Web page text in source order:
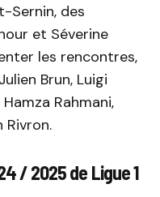
Sernin, des
et Séverine
les rencontres,
Brun, Luigi
Rahmani,
Rivron.
/ 2025 de Ligue 1